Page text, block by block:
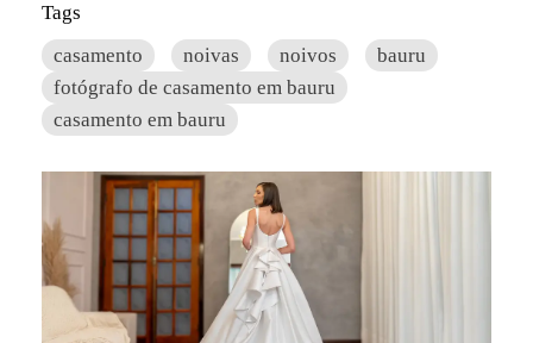
Tags
casamento
noivas noivos
bauru
fotógrafo de casamento em bauru
casamento em bauru